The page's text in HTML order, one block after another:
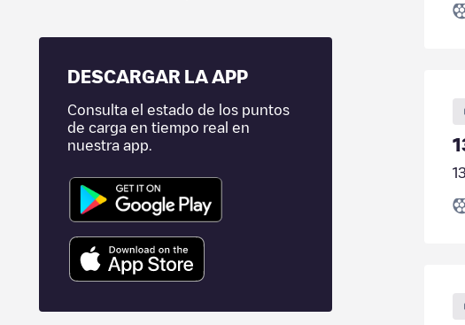
DESCARGAR LA APP
Consulta el estado de los puntos
de carga en tiempo real en
nuestra app.